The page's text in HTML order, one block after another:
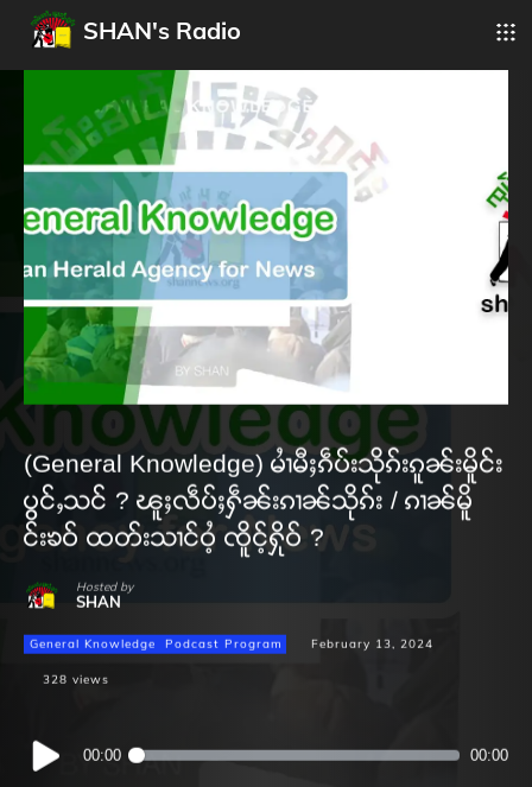
SHAN's Radio
(General Knowledge) မၢႆမီႈၵဵပ်းသိုၵ်းၵူၼ်းမိူင်း
ပွင်ႇသင် ? ၽူႈလဵပ်ႈႁဵၼ်းၵၢၼ်သိုၵ်း / ၵၢၼ်မိူ
င်းၶဝ် ထတ်းသၢင်ဝႆ့ ၸိူင့်ႁိုဝ် ?
Hosted by
SHAN
General Knowledge Podcast Program February 13, 2024
328 views
Audio
Player
00:00 00:00